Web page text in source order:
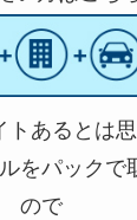
トあるとは
をパックで
ので